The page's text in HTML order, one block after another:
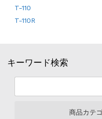
T-110
T-110R
キーワード検索
商品カテ